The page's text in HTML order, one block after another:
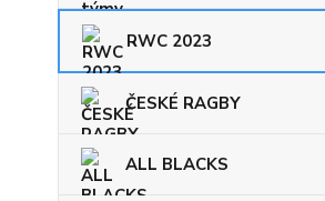
RWC 2023
ČESKÉ RAGBY
ALL BLACKS